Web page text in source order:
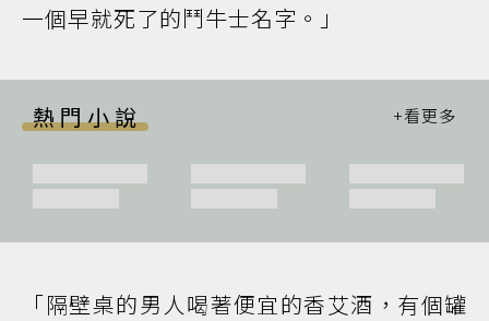
一個早就死了的鬥牛士名字。」
熱門小說
「隔壁桌的男人喝著便宜的香艾酒，有個罐